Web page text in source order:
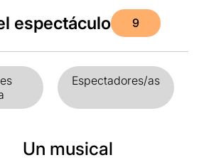
espectáculo 9
Espectadores/as
Un musical